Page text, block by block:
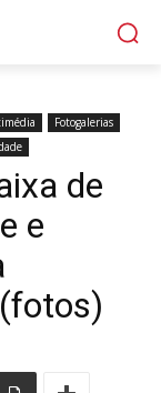
Fotogalerias
de
e